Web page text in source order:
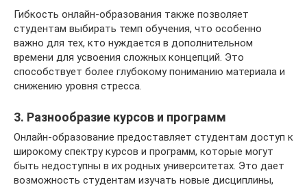
Гибкость онлайн-образования также позволяет
студентам выбирать темп обучения, что особенно
важно для тех, кто нуждается в дополнительном
времени для усвоения сложных концепций. Это
способствует более глубокому пониманию материала и
снижению уровня стресса.
3. Разнообразие курсов и программ
Онлайн-образование предоставляет студентам доступ к
широкому спектру курсов и программ, которые могут
быть недоступны в их родных университетах. Это дает
возможность студентам изучать новые дисциплины,